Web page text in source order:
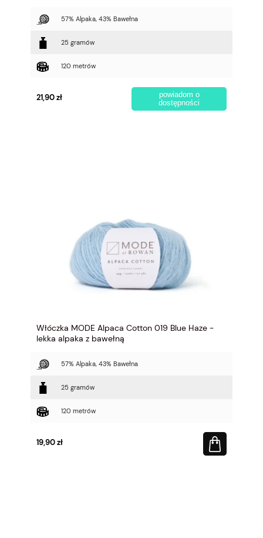
57% Alpaka, 43% Bawełna
25 gramów
120 metrów
21,90 zł
powiadom o
dostępności
Włóczka MODE Alpaca Cotton 019 Blue Haze -
lekka alpaka z bawełną
57% Alpaka, 43% Bawełna
25 gramów
120 metrów
19,90 zł